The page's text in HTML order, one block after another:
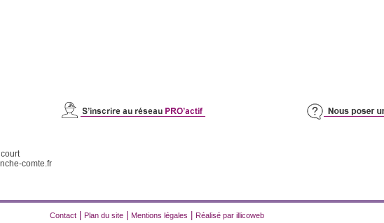
comte.fr
Contact | Plan du site | Mentions légales | Réalisé par illicoweb